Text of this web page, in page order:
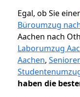
Egal, ob Sie
Büroumzug
Aachen nach
Laborumzug
Aachen,
haben die